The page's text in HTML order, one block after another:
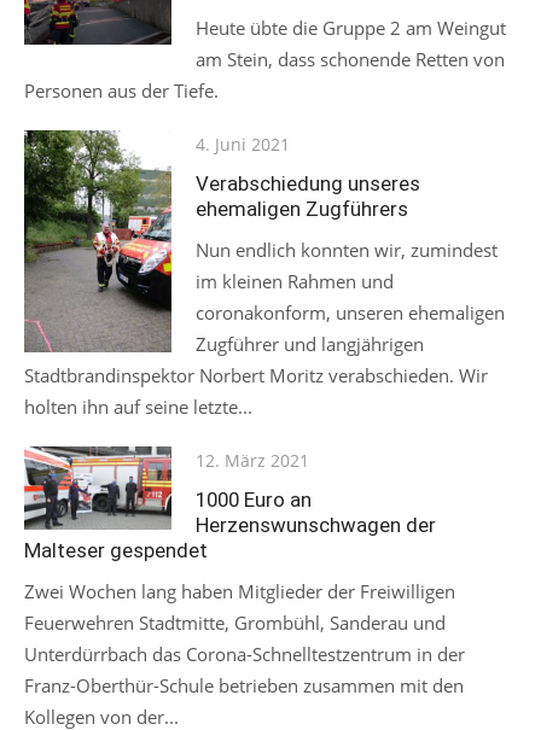
Heute übte die Gruppe 2 am Weingut
am Stein, dass schonende Retten von
Personen aus der Tiefe.
Posted
on
4. Juni 2021
Verabschiedung unseres
ehemaligen Zugführers
Nun endlich konnten wir, zumindest
im kleinen Rahmen und
coronakonform, unseren ehemaligen
Zugführer und langjährigen
Stadtbrandinspektor Norbert Moritz verabschieden. Wir
holten ihn auf seine letzte...
Posted
on
12. März 2021
1000 Euro an
Herzenswunschwagen der
Malteser gespendet
Zwei Wochen lang haben Mitglieder der Freiwilligen
Feuerwehren Stadtmitte, Grombühl, Sanderau und
Unterdürrbach das Corona-Schnelltestzentrum in der
Franz-Oberthür-Schule betrieben zusammen mit den
Kollegen von der...